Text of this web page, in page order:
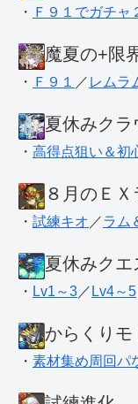
・ Ｆ９１でガチャ
魔夏の+限
・ Ｆ９１ ／ レムラ
夏休みク
・ 高得点狙い＆初
８月のＥＸ
・ 試練キオ ／ラム
夏休みクエ
・ Lv1～3 ／ Lv4～5
からくりモ
・ 素材集め周回パ